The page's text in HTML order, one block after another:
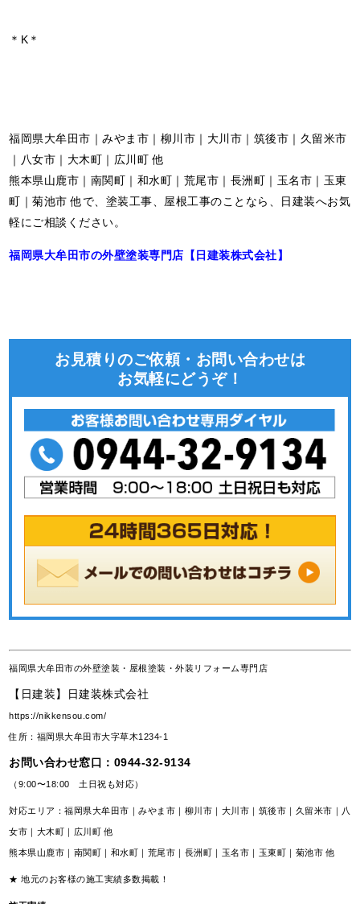
＊K＊
福岡県大牟田市｜みやま市｜柳川市｜大川市｜筑後市｜久留米市
｜八女市｜大木町｜広川町 他
熊本県山鹿市｜南関町｜和水町｜荒尾市｜長洲町｜玉名市｜玉東
町｜菊池市 他で、塗装工事、屋根工事のことなら、日建装へお気
軽にご相談ください。
福岡県大牟田市の外壁塗装専門店【日建装株式会社】
お見積りのご依頼・お問い合わせは
お気軽にどうぞ！
福岡県大牟田市の外壁塗装・屋根塗装・外装リフォーム専門店
【日建装】日建装株式会社
https://nikkensou.com/
住所：福岡県大牟田市大字草木1234-1
お問い合わせ窓口： 0944-32-9134
（9:00〜18:00 土日祝も対応）
対応エリア：福岡県大牟田市｜みやま市｜柳川市｜大川市｜筑後市｜久留米市｜八
女市｜大木町｜広川町 他
熊本県山鹿市｜南関町｜和水町｜荒尾市｜長洲町｜玉名市｜玉東町｜菊池市 他
★ 地元のお客様の施工実績多数掲載！